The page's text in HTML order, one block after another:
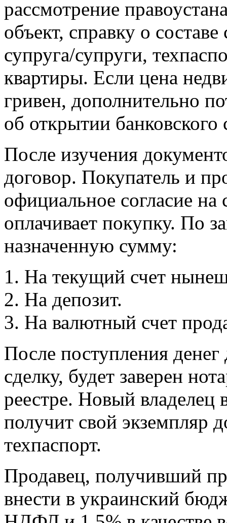
рассмотрение
объект, справку о
супруга/супруги,
квартиры. Если цена
гривен, дополнительно
об открытии банковского
После изучения
договор. Покупатель и
официальное согласие
оплачивает покупку. По
назначенную сумму:
На текущий счет
На депозит.
На валютный счет
После поступления
сделку, будет заверен
реестре. Новый владелец
получит свой экземпляр
техпаспорт.
Продавец, получивший
внести в украинский